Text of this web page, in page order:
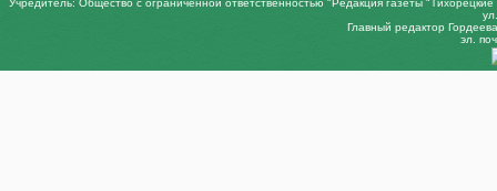
Учредитель: Общество с ограниченной ответственностью "Редакция газеты
Главный редактор
эл.